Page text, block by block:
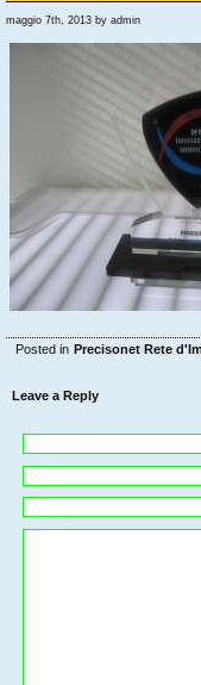
maggio 7th, 2013 by admin
Posted in Precisonet Rete
Leave a Reply